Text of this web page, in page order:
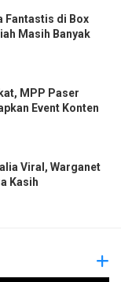
Fantastis di Box
Masih Banyak
MPP Paser
Event Konten
Viral, Warganet
Kasih